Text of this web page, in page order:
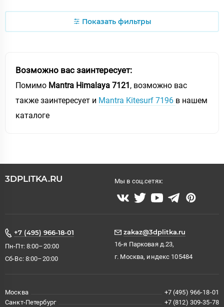
Показать фильтры
Возможно вас заинтересует:
Помимо Mantra Himalaya 7121, возможно вас
также заинтересует и Mantra Kitesurf 7196 в нашем
каталоге
3DPLITKA.RU Мы в соц.сетях:
+7 (495) 966-18-01
Пн-Пт: 8:00–20:00
Сб-Вс: 8:00–20:00
zakaz@3dplitka.ru
16-я Парковая д.23,
г. Москва, индекс 105484
Москва
+7 (495) 966-18-01
Санкт-Петербург
+7 (812) 309-35-78